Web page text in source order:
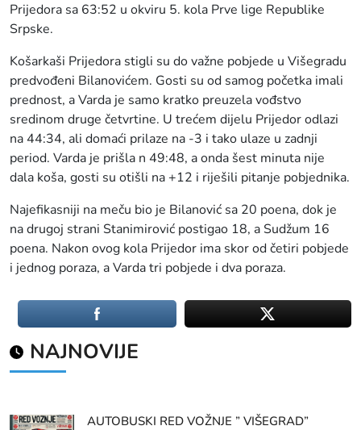
Prijedora sa 63:52 u okviru 5. kola Prve lige Republike
Srpske.
Košarkaši Prijedora stigli su do važne pobjede u Višegradu
predvođeni Bilanovićem. Gosti su od samog početka imali
prednost, a Varda je samo kratko preuzela vođstvo
sredinom druge četvrtine. U trećem dijelu Prijedor odlazi
na 44:34, ali domaći prilaze na -3 i tako ulaze u zadnji
period. Varda je prišla n 49:48, a onda šest minuta nije
dala koša, gosti su otišli na +12 i riješili pitanje pobjednika.
Najefikasniji na meču bio je Bilanović sa 20 poena, dok je
na drugoj strani Stanimirović postigao 18, a Sudžum 16
poena. Nakon ovog kola Prijedor ima skor od četiri pobjede
i jednog poraza, a Varda tri pobjede i dva poraza.
NAJNOVIJE
AUTOBUSKI RED VOŽNJE ” VIŠEGRAD”